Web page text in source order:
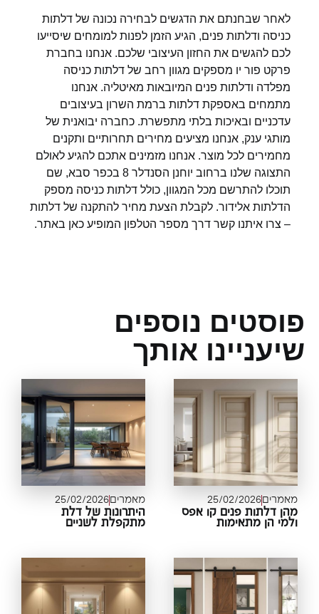
לאחר שבחנתם את הדגשים לבחירה נכונה של דלתות
כניסה ודלתות פנים, הגיע הזמן לפנות למומחים שיסייעו
לכם להגשים את החזון העיצובי שלכם. אנחנו בחברת
פרקט פור יו מספקים מגוון רחב של דלתות כניסה
מפלדה ודלתות פנים המיובאות מאיטליה. אנחנו
מתמחים באספקת דלתות ברמת השרון בעיצובים
עדכניים ובאיכות בלתי מתפשרת. כחברה יבואנית של
מותגי ענק, אנחנו מציעים מחירים תחרותיים ותקנים
מחמירים לכל מוצר. אנחנו מזמינים אתכם להגיע לאולם
התצוגה שלנו ברחוב יוחנן הסנדלר 8 בכפר סבא, שם
תוכלו להתרשם מכל המגוון, כולל דלתות כניסה מספק
הדלתות אלידור. לקבלת הצעת מחיר להתקנה של דלתות
– צרו איתנו קשר דרך מספר הטלפון המופיע כאן באתר.
נוספים
אותך
25/02/2026
דלתות פנים קו אפס
הן מתאימות
מאמרים25/02/2026
היתרונות של דלת
מתקפלת לשניים